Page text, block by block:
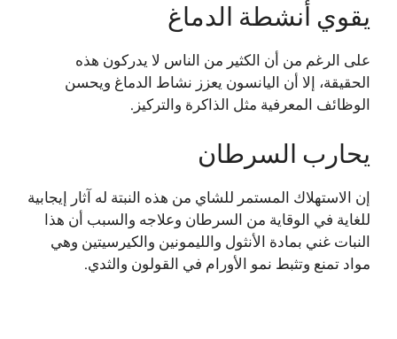
يقوي أنشطة الدماغ
على الرغم من أن الكثير من الناس لا يدركون هذه
الحقيقة، إلا أن اليانسون يعزز نشاط الدماغ ويحسن
الوظائف المعرفية مثل الذاكرة والتركيز.
يحارب السرطان
إن الاستهلاك المستمر للشاي من هذه النبتة له آثار إيجابية
للغاية في الوقاية من السرطان وعلاجه والسبب أن هذا
النبات غني بمادة الأنثول والليمونين والكيرسيتين وهي
مواد تمنع وتثبط نمو الأورام في القولون والثدي.